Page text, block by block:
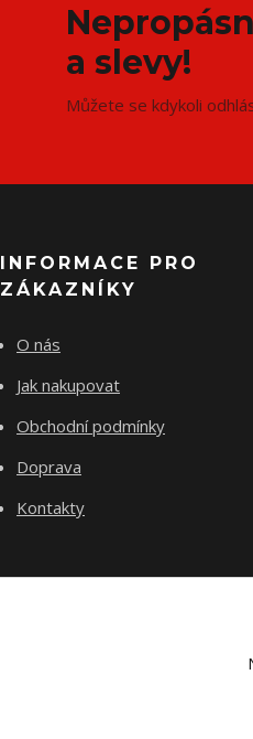
a slevy!
Můžete se kdykoli
INFORMACE PRO
ZÁKAZNÍKY
O nás
Jak nakupovat
Obchodní podmínky
Doprava
Kontakty